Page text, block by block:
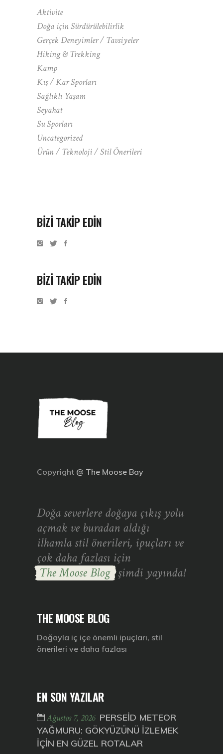
Aktivite
Doğa için Sürdürülebilirlik
Gerçek Deneyimler / Tavsiyeler
Hiking & Trekking
Kamp
Kış / Kar Sporları
Sağlıklı Yaşam
Seyahat
Su Sporları
Uncategorized
Ürün / Teknoloji / Stil Önerileri
BIZI TAKIP EDIN
BİZİ TAKİP EDİN
Copyright @ The Moose Bay
Doğa severlere doğaya çıkış yolu
açmak ve buradan aldığı
ilhamla stil önerileri, ipuçları ve
çok daha fazlası için
The Moose Blog şimdi yayında!
THE MOOSE BLOG
Doğayla iç içe önemli ipuçları, stil
önerileri ve daha fazlası
EN SON YAZILAR
Ağustos 7, 2026 PERSEİD METEOR
YAĞMURU: GÖKYÜZÜNÜ İZLEMEK
İÇİN EN GÜZEL ROTALAR